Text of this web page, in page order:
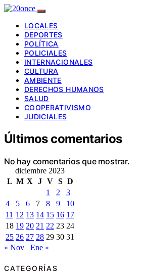
LOCALES
DEPORTES
POLÍTICA
POLICIALES
INTERNACIONALES
CULTURA
AMBIENTE
DERECHOS HUMANOS
SALUD
COOPERATIVISMO
JUDICIALES
Últimos comentarios
No hay comentarios que mostrar.
diciembre 2023
L M X J V S D
1
2
3
4
5 6 7 8 9
10
11 12 13 14 15 16 17
18 19 20 21 22 23 24
25 26 27 28 29 30 31
« Nov
Ene »
CATEGORÍAS